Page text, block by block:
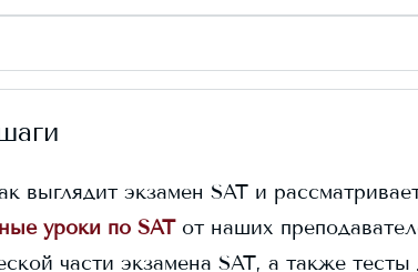
выглядит экзамен SAT и
уроки по SAT от наших
части экзамена SAT, а также